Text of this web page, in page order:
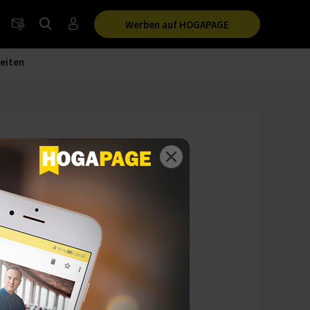
Werben auf HOGAPAGE
in Deutschland,
dem 1. Juni